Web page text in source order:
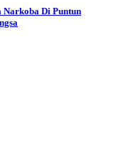
Di Puntun